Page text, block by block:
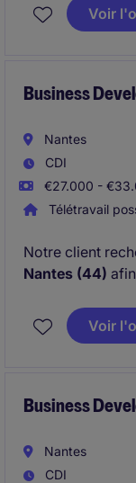
projets deVoir
Business
Nantes
CDI
€27.000 -
Télétravail
Notre client
Nantes (44)
projets deVoir
Business
Nantes
CDI